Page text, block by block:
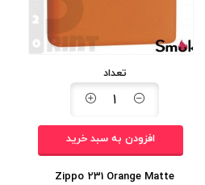
تعداد
افزودن به سبد خرید
Zippo 231 Orange Matte